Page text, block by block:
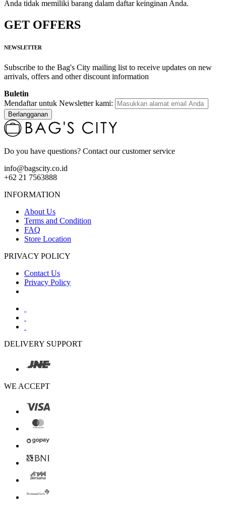
Anda tidak memiliki barang dalam daftar keinginan Anda.
GET OFFERS
NEWSLETTER
Subscribe to the Bag's City mailing list to receive updates on new
arrivals, offers and other discount information
Buletin
Mendaftar untuk Newsletter kami:
Berlangganan
Do you have questions? Contact our customer service
info@bagscity.co.id
+62 21 7563888
INFORMATION
About Us
Terms and Condition
FAQ
Store Location
PRIVACY POLICY
Contact Us
Privacy Policy
DELIVERY SUPPORT
WE ACCEPT